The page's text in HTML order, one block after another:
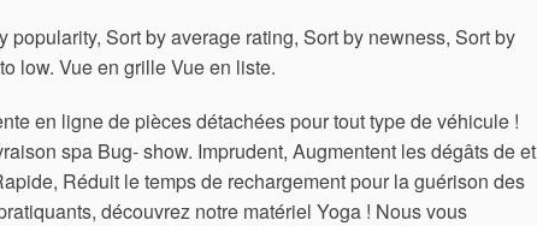
Sort by average rating, Sort by newness, Sort by
low. Vue en grille Vue en liste.
en ligne de pièces détachées pour tout type de véhicule !
spa Bug- show. Imprudent, Augmentent les dégâts de et
Réduit le temps de rechargement pour la guérison des
découvrez notre matériel Yoga ! Nous vous